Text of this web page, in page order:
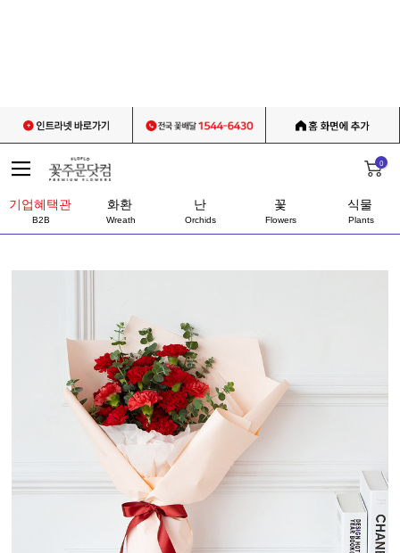
0
기업혜택관
B2B
화환
Wreath
난
Orchids
꽃
Flowers
식물
Plants